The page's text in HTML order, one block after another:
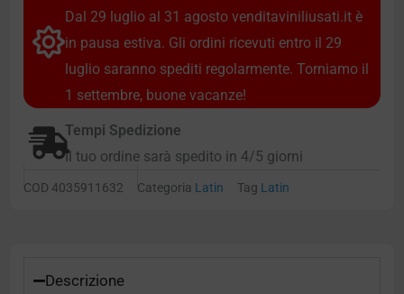
Dal 29 luglio al 31 agosto venditaviniliusati.it è
in pausa estiva. Gli ordini ricevuti entro il 29
luglio saranno spediti regolarmente. Torniamo il
1 settembre, buone vacanze!
Tempi Spedizione
Il tuo ordine sarà spedito in 4/5 giorni
COD 4035911632 Categoria Latin Tag Latin
Descrizione